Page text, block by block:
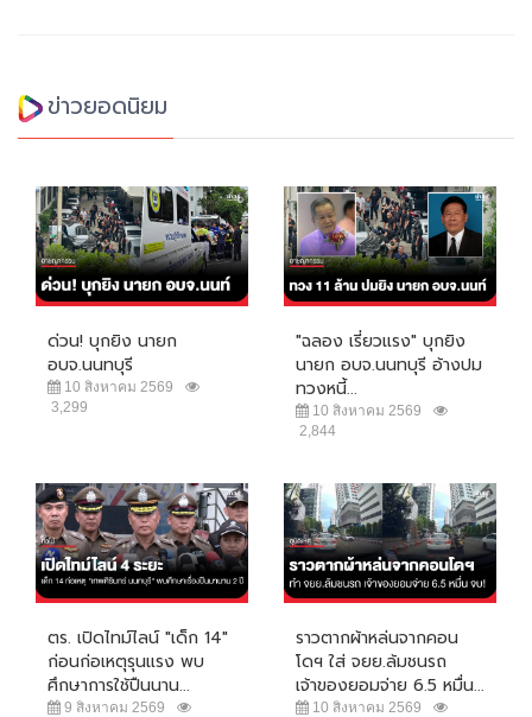
ข่าวยอดนิยม
ด่วน! บุกยิง นายก
อบจ.นนทบุรี
10 สิงหาคม 2569
3,299
"ฉลอง เรี่ยวแรง" บุกยิง
นายก อบจ.นนทบุรี อ้างปม
ทวงหนี้...
10 สิงหาคม 2569
2,844
ตร. เปิดไทม์ไลน์ "เด็ก 14"
ก่อนก่อเหตุรุนแรง พบ
ศึกษาการใช้ปืนนาน...
9 สิงหาคม 2569
ราวตากผ้าหล่นจากคอน
โดฯ ใส่ จยย.ล้มชนรถ
เจ้าของยอมจ่าย 6.5 หมื่น...
10 สิงหาคม 2569